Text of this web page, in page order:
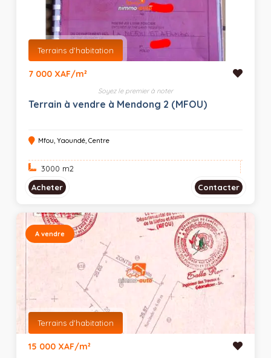
Terrains d'habitation
7 000 XAF/m²
Soyez le premier à noter
Terrain à vendre à Mendong 2 (MFOU)
Mfou, Yaoundé, Centre
3000 m2
Acheter
Contacter
A vendre
Terrains d'habitation
15 000 XAF/m²